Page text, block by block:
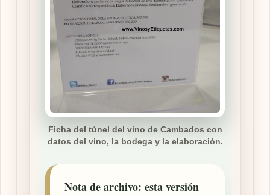
Ficha del túnel del vino de Cambados con
datos del vino, la bodega y la elaboración.
Nota de archivo: esta versión